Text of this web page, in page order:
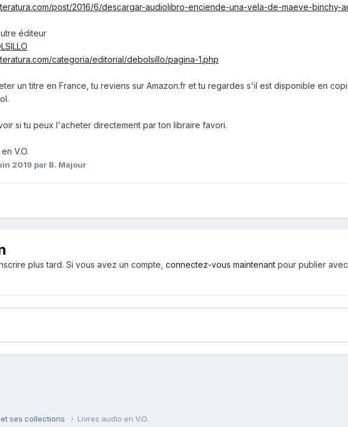
post/2016/6/descargar-audiolibro-enciende-una-vela-de-maeve-binchy-
éditeur
categoria/editorial/debolsillo/pagina-1.php
un titre en France, tu reviens sur Amazon.fr et tu regardes s'il est disponible en
si tu peux l'acheter directement par ton libraire favori.
V.O.
2019 par B. Majour
plus tard. Si vous avez un compte, connectez-vous maintenant pour publier
ses collections Livres audio en V.O.